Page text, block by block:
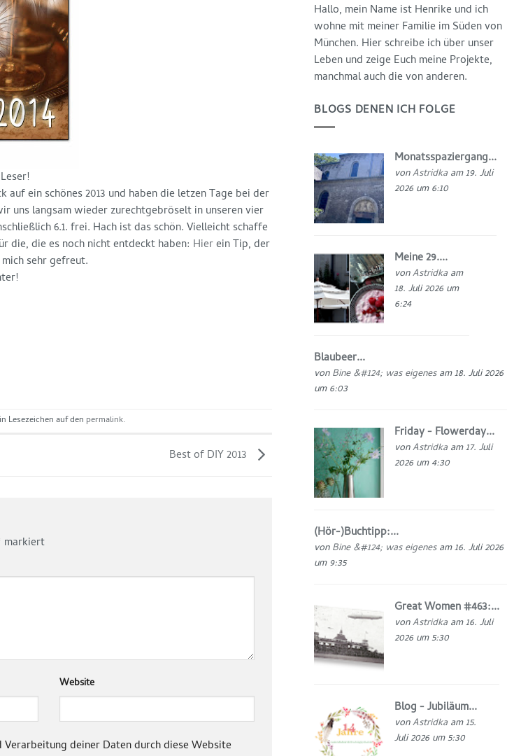
auf ein schönes 2013 und haben die letzen Tage bei der
uns langsam wieder zurechtgebröselt in unseren vier
6.1. frei. Hach ist das schön. Vielleicht schaffe
die, die es noch nicht entdeckt haben: Hierein Tip, der
sehr gefreut.
Lesezeichen auf den permalink.
Best of DIY 2013
markiert
Website
deiner Daten durch diese Website
Hallo, mein Name ist Henrike und ich
wohne mit meiner Familie im Süden von
München. Hier schreibe ich über unser
Leben und zeige Euch meine Projekte,
manchmal auch die von anderen.
BLOGS DENEN ICH FOLGE
Monatsspaziergang...
vonAstridka am 19. Juli
2026 um 6:10
Meine 29....
vonAstridka am
18. Juli 2026 um
6:24
Blaubeer...
vonBine &#124; was eigenesam 18. Juli 2026
um 6:03
Friday - Flowerday...
vonAstridka am 17. Juli
2026 um 4:30
(Hör-)Buchtipp:...
vonBine &#124; was eigenesam 16. Juli 2026
um 9:35
Great Women #463:...
vonAstridka am 16. Juli
2026 um 5:30
Blog - Jubiläum...
vonAstridka am 15.
Juli 2026 um 5:30